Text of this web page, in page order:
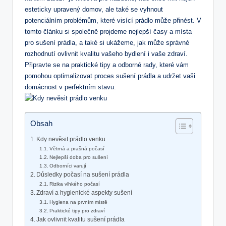
esteticky upravený domov, ale také se vyhnout
potenciálním problémům, které visící prádlo může přinést. V
tomto článku si společně projdeme nejlepší časy a místa
pro sušení prádla, a také si ukážeme, jak může správné
rozhodnutí ovlivnit kvalitu vašeho bydlení i vaše zdraví.
Připravte se na praktické tipy a odborné rady, které vám
pomohou optimalizovat proces sušení prádla a udržet vaši
domácnost v perfektním stavu.
Obsah
Kdy nevěsit prádlo venku
Větrná a prašná počasí
Nejlepší doba pro sušení
Odborníci varují
Důsledky počasí na sušení prádla
Rizika vlhkého počasí
Zdraví a hygienické aspekty sušení
Hygiena na prvním místě
Praktické tipy pro zdraví
Jak ovlivnit kvalitu sušení prádla